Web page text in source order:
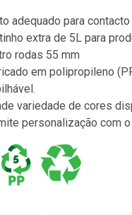
adequado para
extra de 5L para
rodas 55 mm
em polipropileno
variedade de cores
personalização com